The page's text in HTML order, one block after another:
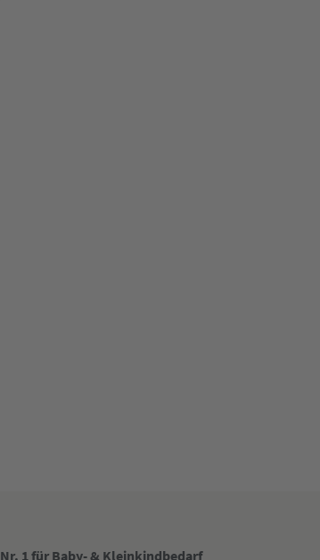
Nr. 1 für Baby- & Kleinkindbedarf